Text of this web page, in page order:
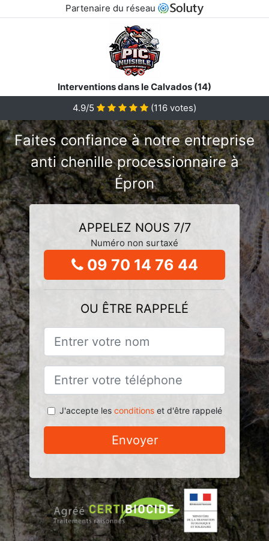
Partenaire du réseau
Interventions dans le Calvados (14)
4.9/5
(116 votes)
Faites confiance à notre entreprise
anti chenille processionnaire à
Épron
APPELEZ NOUS 7/7
Numéro non surtaxé
09 70 14 76 44
OU ÊTRE RAPPELÉ
J'accepte les conditionset d'être rappelé
Envoyer